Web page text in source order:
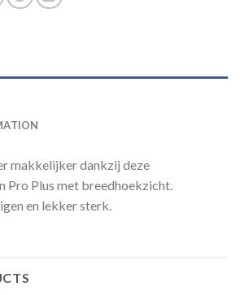
makkelijker dankzij deze
Pro Plus met breedhoekzicht.
en lekker sterk.